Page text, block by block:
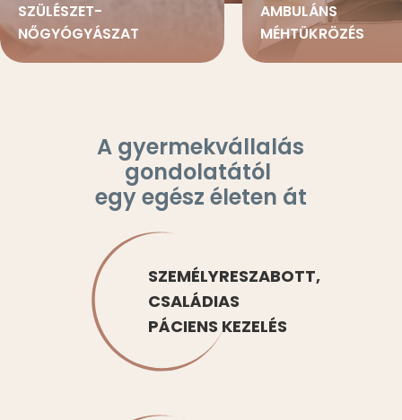
SZÜLÉSZET-
NŐGYÓGYÁSZAT
AMBULÁNS
MÉHTÜKRÖZÉS
A gyermekvállalás
gondolatától
egy egész életen át
SZEMÉLYRESZABOTT,
CSALÁDIAS
PÁCIENS KEZELÉS